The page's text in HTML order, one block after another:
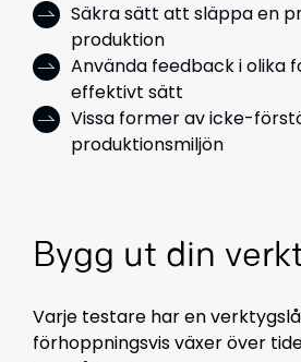
Säkra sätt att släppa en
produktion
Använda feedback i olika
effektivt sätt
Vissa former av icke-
produktionsmiljön
Bygg ut din
Varje testare har en
förhoppningsvis växer över